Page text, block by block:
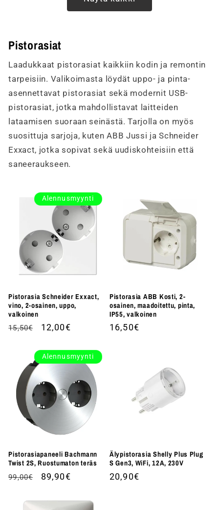
Pistorasiat
Laadukkaat pistorasiat kaikkiin kodin ja remontin
tarpeisiin. Valikoimasta löydät uppo- ja pinta-
asennettavat pistorasiat sekä modernit USB-
pistorasiat, jotka mahdollistavat laitteiden
lataamisen suoraan seinästä. Tarjolla on myös
suosittuja sarjoja, kuten ABB Jussi ja Schneider
Exxact, jotka sopivat sekä uudiskohteisiin että
saneeraukseen.
Alennusmyynti
Pistorasia Schneider Exxact,
vino, 2-osainen, uppo,
valkoinen
Normaalihinta
15,50€ Alennushinta
12,00€
Pistorasia ABB Kosti, 2-
osainen, maadoitettu, pinta,
IP55, valkoinen
Normaalihinta
16,50€
Alennusmyynti
Pistorasiapaneeli Bachmann
Twist 2S, Ruostumaton teräs
Normaalihinta
99,00€ Alennushinta
89,90€
Älypistorasia Shelly Plus Plug
S Gen3, WiFi, 12A, 230V
Normaalihinta
20,90€